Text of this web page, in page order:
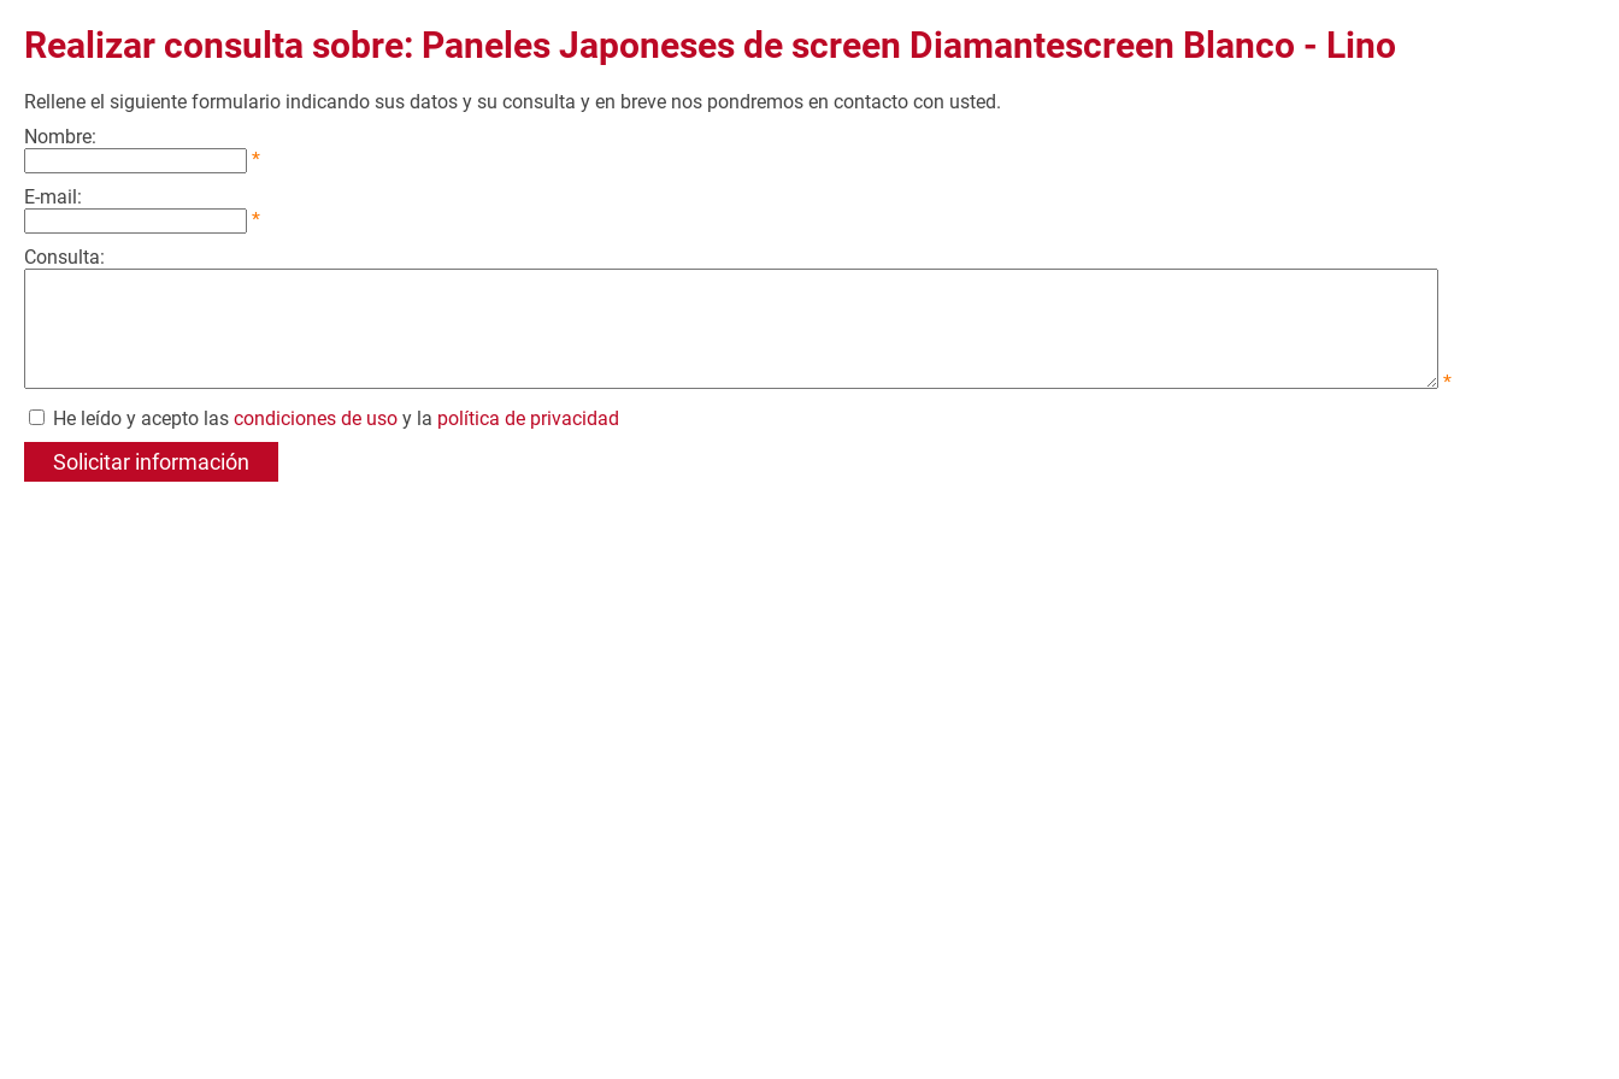
Realizar consulta sobre: Paneles Japoneses de screen Diamantescreen Blanco - Lino
Rellene el siguiente formulario indicando sus datos y su consulta y en breve nos pondremos en contacto con usted.
Nombre:
*
E-mail:
*
Consulta:
*
He leído y acepto las condiciones de uso y la política de privacidad